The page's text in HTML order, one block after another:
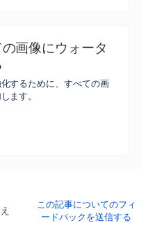
画像にウォータ
するために、すべての画
ます。
この記事についてのフィ
ードバックを送信する